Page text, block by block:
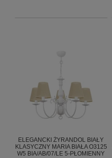
ELEGANCKI ŻYRANDOL BIAŁY
KLASYCZNY MARIA BIAŁA O3125
W5 BIA/AB/07/LE 5-PŁOMIENNY